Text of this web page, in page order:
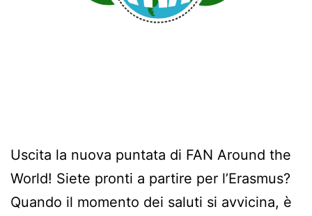
Uscita la nuova puntata di FAN Around the
World! Siete pronti a partire per l’Erasmus?
Quando il momento dei saluti si avvicina, è